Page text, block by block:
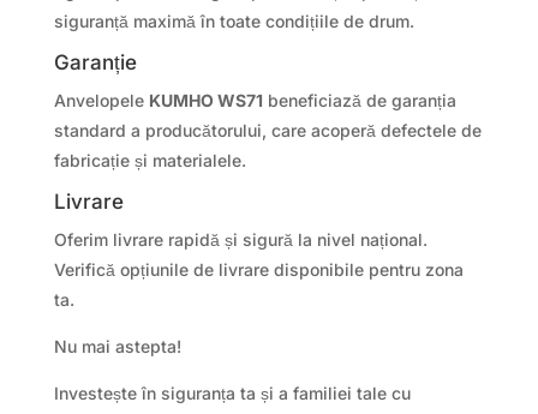
siguranță maximă în toate condițiile de drum.
Garanție
Anvelopele KUMHO WS71 beneficiază de garanția
standard a producătorului, care acoperă defectele de
fabricație și materialele.
Livrare
Oferim livrare rapidă și sigură la nivel național.
Verifică opțiunile de livrare disponibile pentru zona
ta.
Nu mai astepta!
Investește în siguranța ta și a familiei tale cu